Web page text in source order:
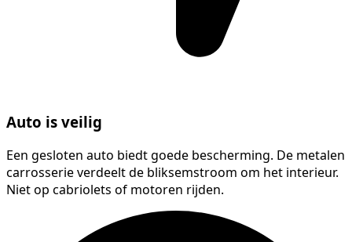
Auto is veilig
Een gesloten auto biedt goede bescherming. De metalen
carrosserie verdeelt de bliksemstroom om het interieur.
Niet op cabriolets of motoren rijden.